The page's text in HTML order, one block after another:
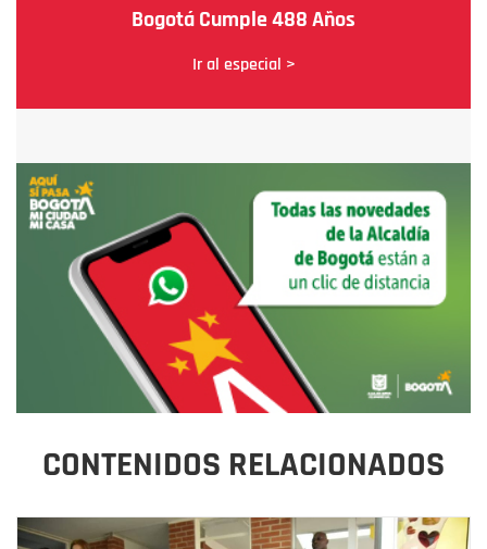
Bogotá Cumple 488 Años
Ir al especial >
CONTENIDOS RELACIONADOS